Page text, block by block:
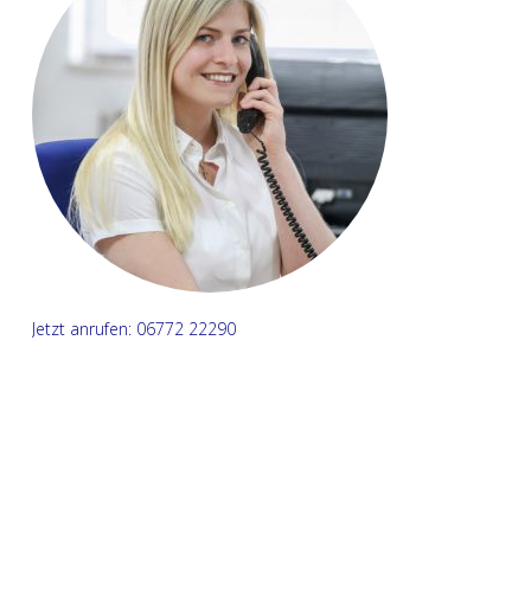
Jetzt anrufen: 06772 22290